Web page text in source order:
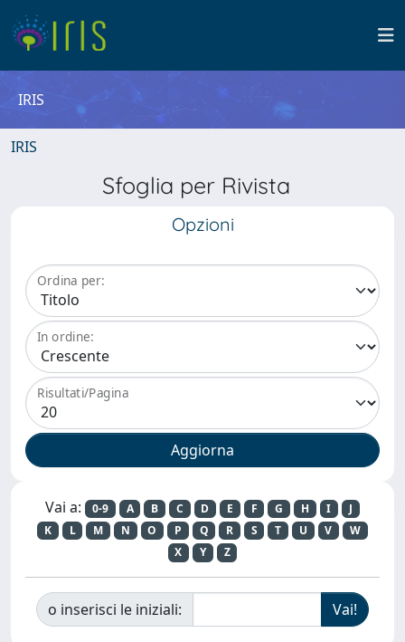
IRIS
IRIS
Sfoglia per Rivista
Opzioni
Ordina per:
In ordine:
Risultati/Pagina
Vai a: 0-9 A B C D E F G H I
J
K
L M N O P Q R S T U V
W
X
Y Z
o inserisci le iniziali: